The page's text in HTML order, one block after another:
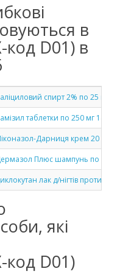
в
код D01) в
спирт 2% по 25 мл
таблетки по 250 мг 14
Дарниця крем 20 мг/г
Плюс шампунь по 100
лак д/нігтів
які
код D01)